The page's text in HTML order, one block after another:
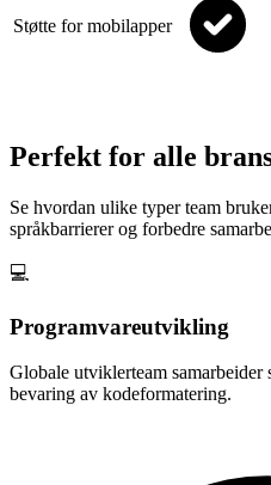
Støtte for mobilapper
Perfekt for alle
Se hvordan ulike typer team
språkbarrierer og forbedre
💻
Programvareutvikling
Globale utviklerteam samarbeider
bevaring av kodeformatering.